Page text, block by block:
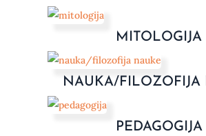
MITOLOGIJA
NAUKA/FILOZOFIJA
PEDAGOGIJA